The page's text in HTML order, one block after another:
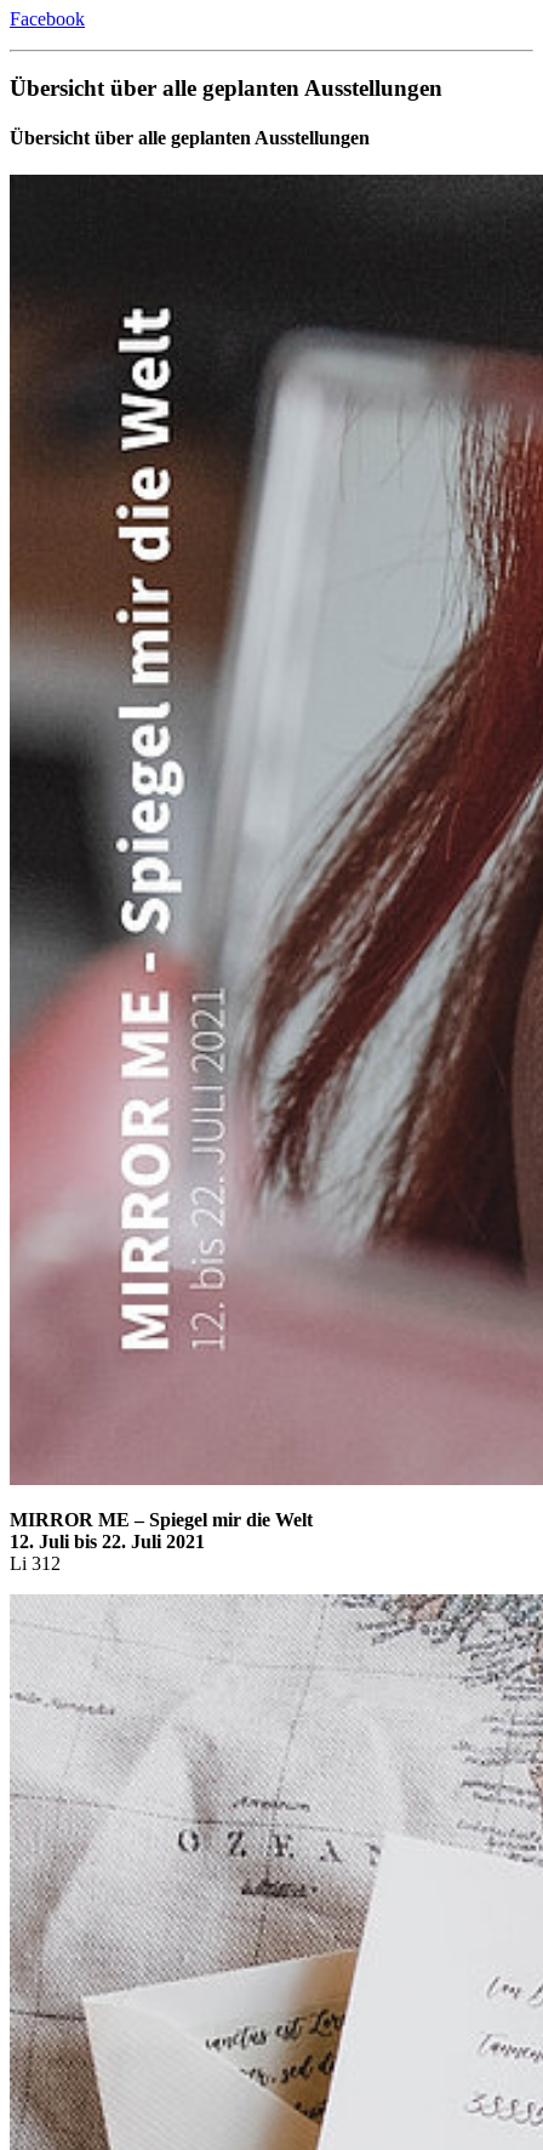
Facebook
Übersicht über alle geplanten Ausstellungen
Übersicht über alle geplanten Ausstellungen
MIRROR ME – Spiegel mir die Welt
12. Juli bis 22. Juli 2021
Li 312